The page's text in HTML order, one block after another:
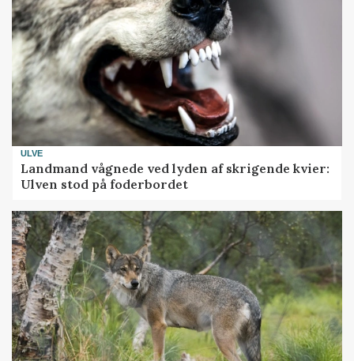
ULVE
Landmand vågnede ved lyden af skrigende kvier:
Ulven stod på foderbordet